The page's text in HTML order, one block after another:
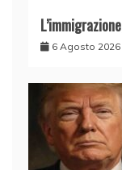
6 Agosto 2026